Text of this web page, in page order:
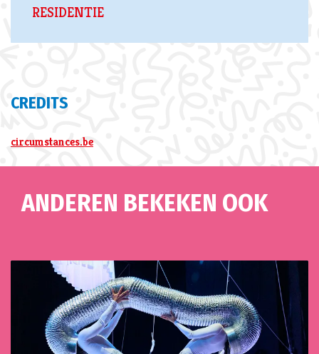
RESIDENTIE
CREDITS
circumstances.be
ANDEREN BEKEKEN OOK